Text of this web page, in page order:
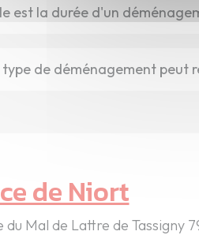
est la durée d'un
de déménagement peut
de Niort
du Mal de Lattre de Tassigny